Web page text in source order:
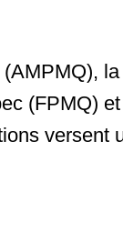
(FPMQ)
versent